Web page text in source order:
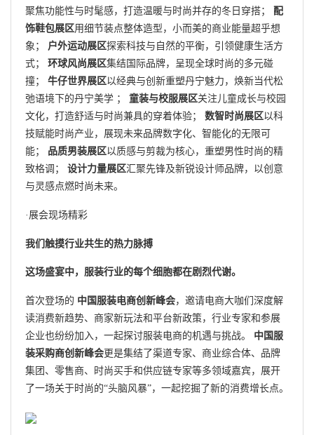
聚焦功能性与时髦感，打造温暖与时尚并存的冬日穿搭； 配
饰鞋包展区用细节装点整体造型，小而美的商业能量超乎想
象； 户外运动展区探索科技与自然的平衡，引领健康生活方
式； 环球风尚展区集结国际品牌，呈现全球时尚的多元碰
撞； 牛仔世界展区以经典与创新重塑丹宁魅力，焕新当代松
弛语境下的丹宁美学 ； 童装与校服展区关注儿童成长与校园
文化，打造舒适与时尚兼具的穿着体验； 数智时尚展区以科
技赋能时尚产业，展现未来品牌数字化、智能化的无限可
能； 品质男装展区以质感与剪裁为核心，重塑男性时尚的精
致格调； 设计力量展区汇聚先锋及新锐设计师品牌，以创意
与灵感点燃时尚未来。
·展会现场精彩
我们触摸行业共生的热力脉搏
这场盛宴中，服装行业的每个细胞都在剧烈代谢。
首次登场的 中国服装电商创新峰会，邀请电商大咖们深度解
读消费新趋势、商家新玩法和平台新政策，行业专家和参展
企业也纷纷加入，一起探讨服装电商的机遇与挑战。 中国服
装采购商创新峰会更是集结了渠道专家、商业综合体、品牌
集团、零售商、时尚买手和供应链专家等多领域嘉宾，展开
了一场关于时尚的“头脑风暴”，一起挖掘了新的消费增长点。